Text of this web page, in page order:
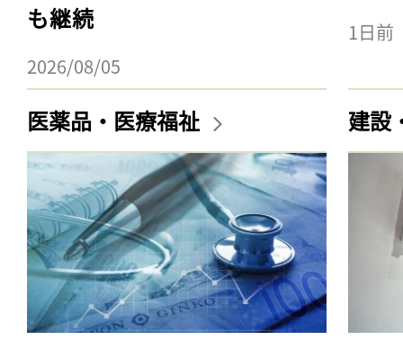
も継続
2026/08/05
1日前
医薬品・医療福祉 建設